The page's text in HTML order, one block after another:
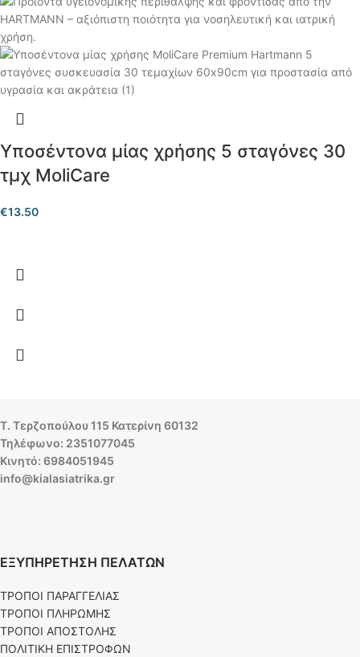
Υποσέντονα μίας χρήσης 5 σταγόνες 30
τμχ MoliCare
€13.50
Τ. Τερζοπούλου 115 Κατερίνη 60132
Τηλέφωνο: 2351077045
Κινητό: 6984051945
info@kialasiatrika.gr
ΕΞΥΠΗΡΕΤΗΣΗ ΠΕΛΑΤΩΝ
ΤΡΟΠΟΙ ΠΑΡΑΓΓΕΛΙΑΣ
ΤΡΟΠΟΙ ΠΛΗΡΩΜΗΣ
ΤΡΟΠΟΙ ΑΠΟΣΤΟΛΗΣ
ΠΟΛΙΤΙΚΗ ΕΠΙΣΤΡΟΦΩΝ